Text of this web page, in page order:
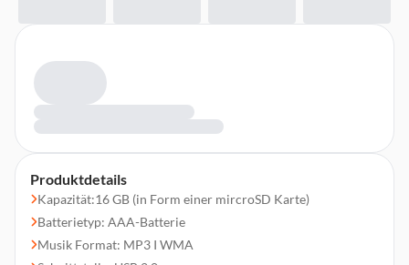
Produktdetails
Kapazität:16 GB (in Form einer mircroSD Karte)
Batterietyp: AAA-Batterie
Musik Format: MP3 I WMA